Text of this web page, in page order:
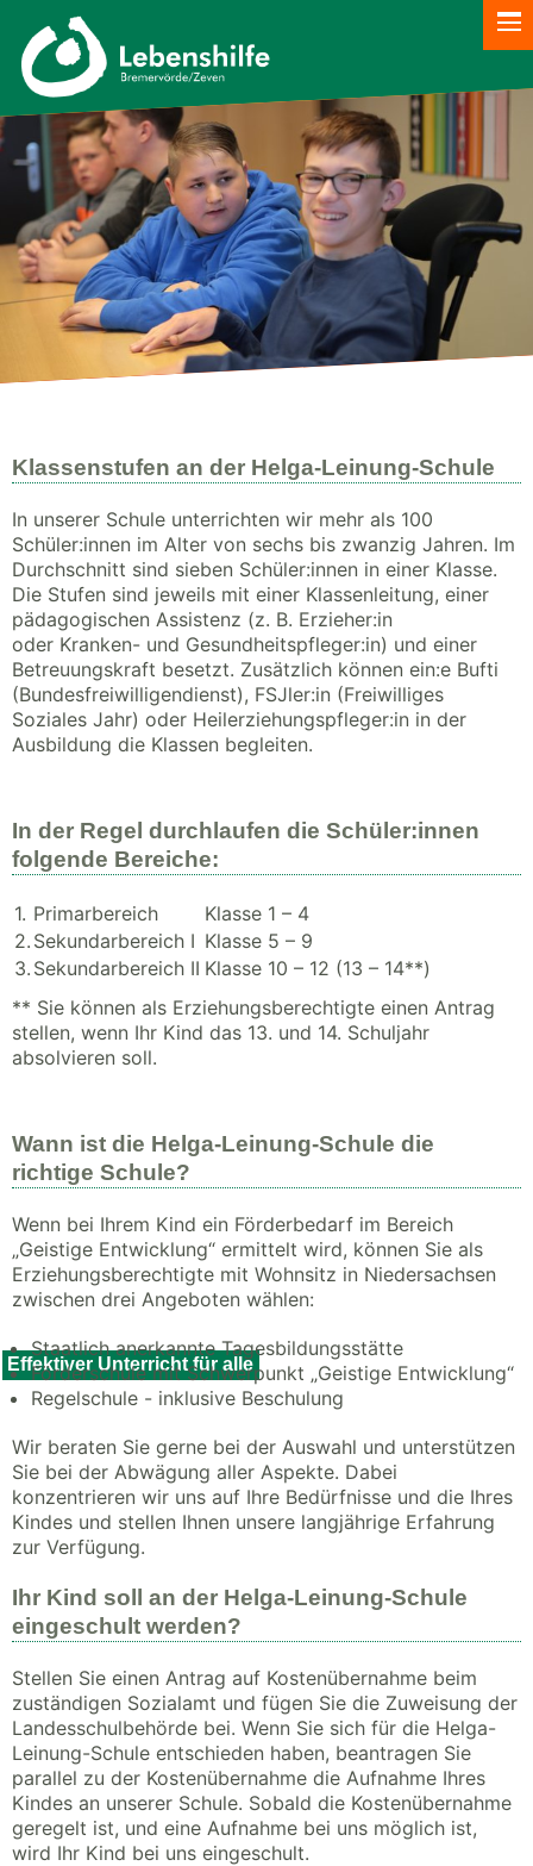
Effektiver Unterricht für alle
Klassenstufen an der Helga-Leinung-Schule
In unserer Schule unterrichten wir mehr als 100
Schüler:innen im Alter von sechs bis zwanzig Jahren. Im
Durchschnitt sind sieben Schüler:innen in einer Klasse.
Die Stufen sind jeweils mit einer Klassenleitung, einer
pädagogischen Assistenz (z. B. Erzieher:in
oder Kranken- und Gesundheitspfleger:in) und einer
Betreuungskraft besetzt. Zusätzlich können ein:e Bufti
(Bundesfreiwilligendienst), FSJler:in (Freiwilliges
Soziales Jahr) oder Heilerziehungspfleger:in in der
Ausbildung die Klassen begleiten.
In der Regel durchlaufen die Schüler:innen
folgende Bereiche:
1. Primarbereich
Klasse 1 – 4
2. Sekundarbereich I Klasse 5 – 9
3. Sekundarbereich II Klasse 10 – 12 (13 – 14**)
** Sie können als Erziehungsberechtigte einen Antrag
stellen, wenn Ihr Kind das 13. und 14. Schuljahr
absolvieren soll.
Wann ist die Helga-Leinung-Schule die
richtige Schule?
Wenn bei Ihrem Kind ein Förderbedarf im Bereich
„Geistige Entwicklung“ ermittelt wird, können Sie als
Erziehungsberechtigte mit Wohnsitz in Niedersachsen
zwischen drei Angeboten wählen:
Staatlich anerkannte Tagesbildungsstätte
Förderschule mit Schwerpunkt „Geistige Entwicklung“
Regelschule - inklusive Beschulung
Wir beraten Sie gerne bei der Auswahl und unterstützen
Sie bei der Abwägung aller Aspekte. Dabei
konzentrieren wir uns auf Ihre Bedürfnisse und die Ihres
Kindes und stellen Ihnen unsere langjährige Erfahrung
zur Verfügung.
Ihr Kind soll an der Helga-Leinung-Schule
eingeschult werden?
Stellen Sie einen Antrag auf Kostenübernahme beim
zuständigen Sozialamt und fügen Sie die Zuweisung der
Landesschulbehörde bei. Wenn Sie sich für die Helga-
Leinung-Schule entschieden haben, beantragen Sie
parallel zu der Kostenübernahme die Aufnahme Ihres
Kindes an unserer Schule. Sobald die Kostenübernahme
geregelt ist, und eine Aufnahme bei uns möglich ist,
wird Ihr Kind bei uns eingeschult.